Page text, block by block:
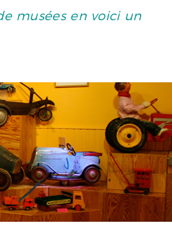
musées en voici un